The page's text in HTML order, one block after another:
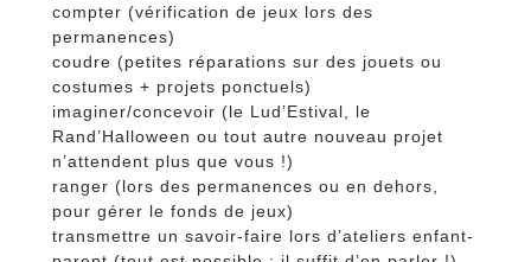
compter (vérification de jeux lors des
permanences)
coudre (petites réparations sur des jouets ou
costumes + projets ponctuels)
imaginer/concevoir (le Lud’Estival, le
Rand’Halloween ou tout autre nouveau projet
n’attendent plus que vous !)
ranger (lors des permanences ou en dehors,
pour gérer le fonds de jeux)
transmettre un savoir-faire lors d’ateliers enfant-